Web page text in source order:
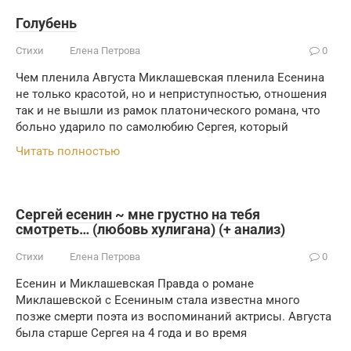
Голубень
Стихи Елена Петрова 0
Чем пленила Августа Миклашевская пленила Есенина
не только красотой, но и неприступностью, отношения
так и не вышли из рамок платонического романа, что
больно ударило по самолюбию Сергея, который
Читать полностью
Сергей есенин ~ мне грустно на тебя
смотреть… (любовь хулигана) (+ анализ)
Стихи Елена Петрова 0
Есенин и Миклашевская Правда о романе
Миклашевской с Есениным стала известна много
позже смерти поэта из воспоминаний актрисы. Августа
была старше Сергея на 4 года и во время